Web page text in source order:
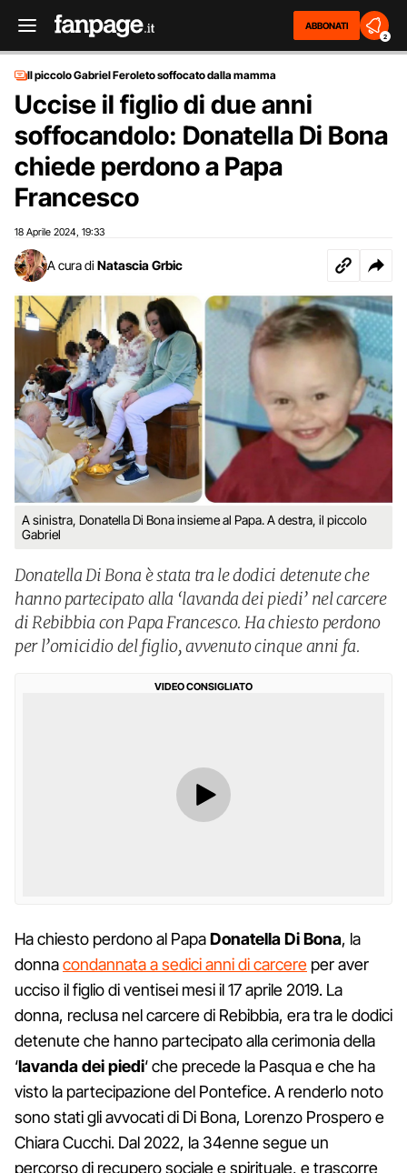
ABBONATI
2
Il piccolo Gabriel Feroleto soffocato dalla mamma
Uccise il figlio di due anni
soffocandolo: Donatella Di Bona
chiede perdono a Papa
Francesco
18 Aprile 2024 19:33
A cura di Natascia Grbic
A sinistra, Donatella Di Bona insieme al Papa. A destra, il piccolo
Gabriel
Donatella Di Bona è stata tra le dodici detenute che
hanno partecipato alla ‘lavanda dei piedi’ nel carcere
di Rebibbia con Papa Francesco. Ha chiesto perdono
per l’omicidio del figlio, avvenuto cinque anni fa.
VIDEO CONSIGLIATO
Ha chiesto perdono al PapaDonatella Di Bona, la
donnacondannata a sedici anni di carcere per aver
ucciso il figlio di ventisei mesi il 17 aprile 2019. La
donna, reclusa nel carcere di Rebibbia, era tra le dodici
detenute che hanno partecipato alla cerimonia della
‘lavanda dei piedi‘ che precede la Pasqua e che ha
visto la partecipazione del Pontefice. A renderlo noto
sono stati gli avvocati di Di Bona, Lorenzo Prospero e
Chiara Cucchi. Dal 2022, la 34enne segue un
percorso di recupero sociale e spirituale, e trascorre